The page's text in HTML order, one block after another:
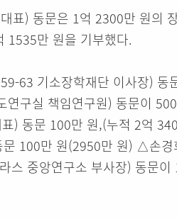
표) 동문은 1억 2300만 원의
1535만 원을 기부했다.
63 기소장학재단 이사장)
연구실 책임연구원) 동문이
) 동문 100만 원,(누적 2억
문 100만 원(2950만 원) △손
스 중앙연구소 부사장) 동문